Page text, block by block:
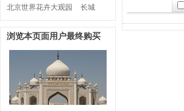
北京世界花卉大观园 长城
浏览本页面用户最终购买